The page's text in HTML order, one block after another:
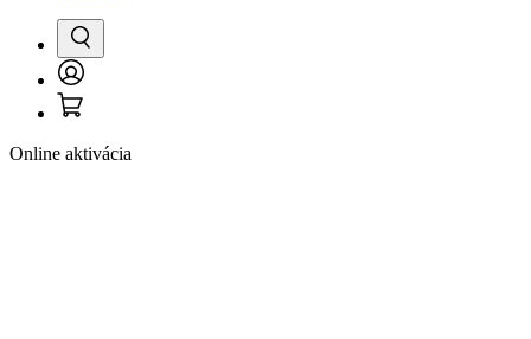
Vyhľadať
Prihlásenie
Registrácia
Košík
Online aktivácia